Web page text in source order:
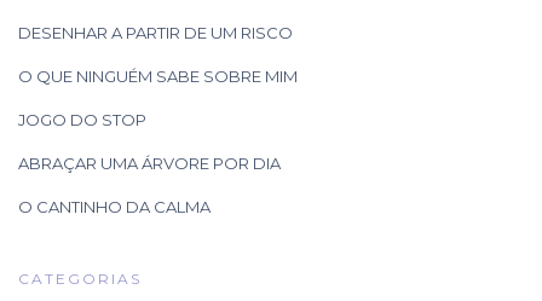
DESENHAR A PARTIR DE UM RISCO
O QUE NINGUÉM SABE SOBRE MIM
JOGO DO STOP
ABRAÇAR UMA ÁRVORE POR DIA
O CANTINHO DA CALMA
CATEGORIAS